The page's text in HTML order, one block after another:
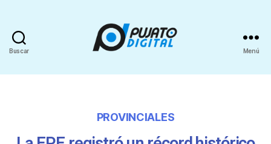
Buscar Menú
PROVINCIALES